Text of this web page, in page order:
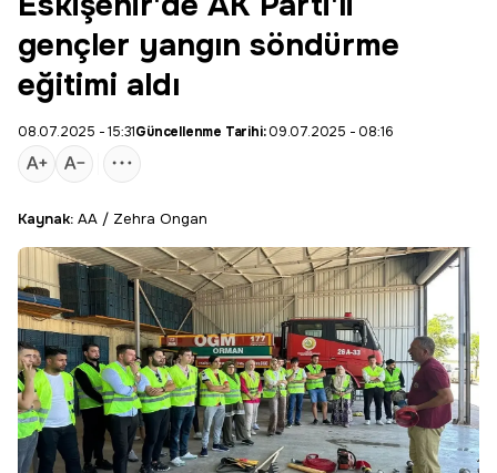
gençler yangın söndürme
eğitimi aldı
08.07.2025 - 15:31Güncellenme Tarihi:09.07.2025 - 08:16
Kaynak: AA / Zehra Ongan